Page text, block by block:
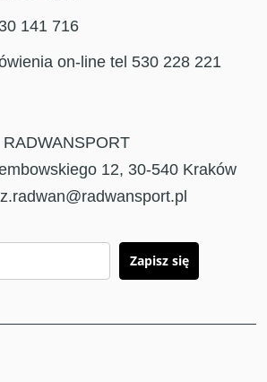
141 716
on-line tel 530 228 221
RADWANSPORT
12, 30-540 Kraków
Zapisz się